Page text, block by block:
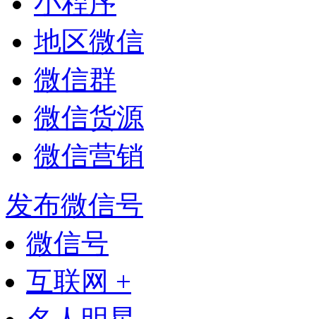
地区微信
微信群
微信货源
微信营销
发布微信号
微信号
互联网 +